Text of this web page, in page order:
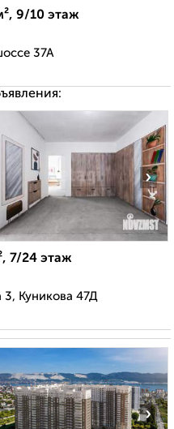
9/10 этаж
37А
›
7/24 этаж
Куникова 47Д
›